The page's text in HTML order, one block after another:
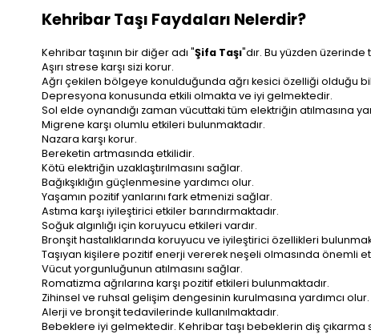
Kehribar Taşı Faydaları Nelerdir?
Kehribar taşının bir diğer adı "Şifa Taşı"dır. Bu yüzden üzerinde
Aşırı strese karşı sizi korur.
Ağrı çekilen bölgeye konulduğunda ağrı kesici özelliği olduğu
Depresyona konusunda etkili olmakta ve iyi gelmektedir.
Sol elde oynandığı zaman vücuttaki tüm elektriğin atılmasına
Migrene karşı olumlu etkileri bulunmaktadır.
Nazara karşı korur.
Bereketin artmasında etkilidir.
Kötü elektriğin uzaklaştırılmasını sağlar.
Bağıkşıklığın güçlenmesine yardımcı olur.
Yaşamın pozitif yanlarını fark etmenizi sağlar.
Astıma karşı iyileştirici etkiler barındırmaktadır.
Soğuk algınlığı için koruyucu etkileri vardır.
Bronşit hastalıklarında koruyucu ve iyileştirici özellikleri
Taşıyan kişilere pozitif enerji vererek neşeli olmasında önemli
Vücut yorgunluğunun atılmasını sağlar.
Romatizma ağrılarına karşı pozitif etkileri bulunmaktadır.
Zihinsel ve ruhsal gelişim dengesinin kurulmasına yardımcı olur.
Alerji ve bronşit tedavilerinde kullanılmaktadır.
Bebeklere iyi gelmektedir. Kehribar taşı bebeklerin diş çıkarma